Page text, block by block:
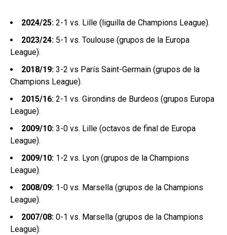
2024/25: 2-1 vs. Lille (liguilla de Champions League).
2023/24: 5-1 vs. Toulouse (grupos de la Europa
League).
2018/19: 3-2 vs París Saint-Germain (grupos de la
Champions League).
2015/16: 2-1 vs. Girondins de Burdeos (grupos Europa
League).
2009/10: 3-0 vs. Lille (octavos de final de Europa
League).
2009/10: 1-2 vs. Lyon (grupos de la Champions
League).
2008/09: 1-0 vs. Marsella (grupos de la Champions
League).
2007/08: 0-1 vs. Marsella (grupos de la Champions
League).